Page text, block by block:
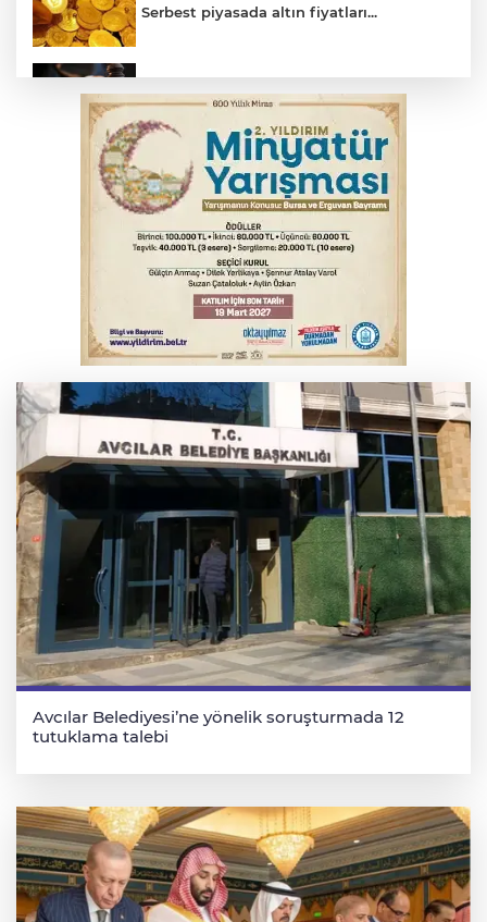
Serbest piyasada altın fiyatları...
Yargıtay’dan primle çalışanlara müjde
Bursa’da bugün hava nasıl olacak?
Osmangazi’de iş arayanlara destek
TOFAŞ Basketbol'da sağlık kontrolleri
başladı
Avcılar Belediyesi’ne yönelik soruşturmada 12
tutuklama talebi